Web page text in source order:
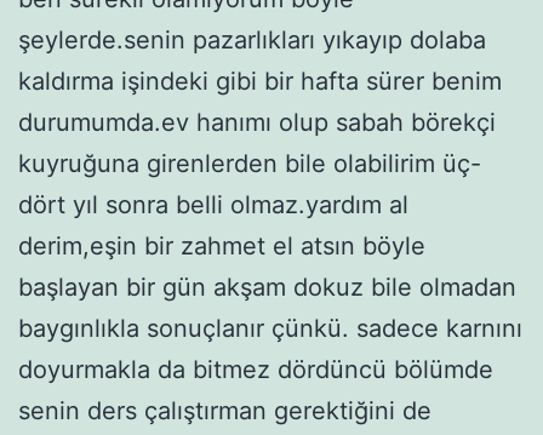
şeylerde.senin pazarlıkları yıkayıp dolaba
kaldırma işindeki gibi bir hafta sürer benim
durumumda.ev hanımı olup sabah börekçi
kuyruğuna girenlerden bile olabilirim üç-
dört yıl sonra belli olmaz.yardım al
derim,eşin bir zahmet el atsın böyle
başlayan bir gün akşam dokuz bile olmadan
baygınlıkla sonuçlanır çünkü. sadece karnını
doyurmakla da bitmez dördüncü bölümde
senin ders çalıştırman gerektiğini de